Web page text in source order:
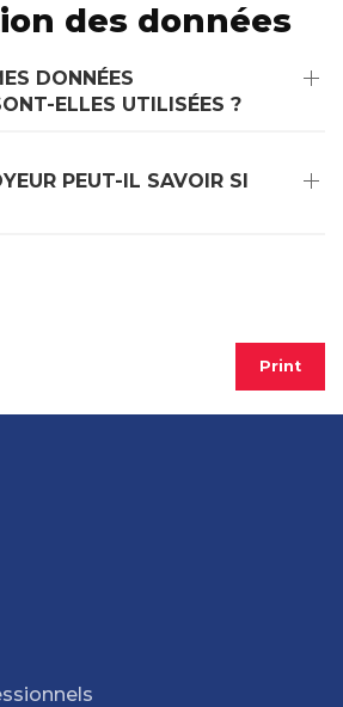
des données
DONNÉES
ELLES UTILISÉES ?
PEUT-IL SAVOIR SI
Print